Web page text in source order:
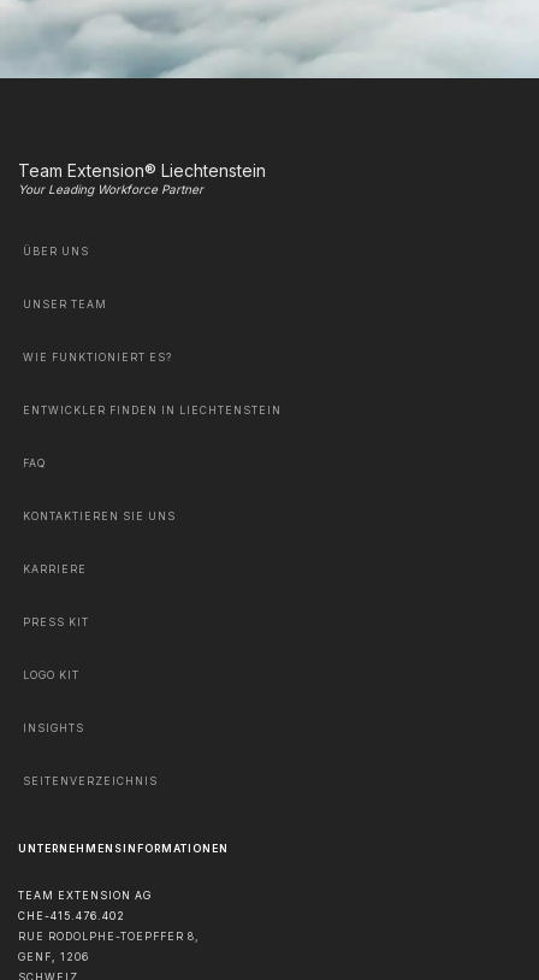
Team Extension® Liechtenstein
Your Leading Workforce Partner
ÜBER UNS
UNSER TEAM
WIE FUNKTIONIERT ES?
ENTWICKLER FINDEN IN LIECHTENSTEIN
FAQ
KONTAKTIEREN SIE UNS
KARRIERE
PRESS KIT
LOGO KIT
INSIGHTS
SEITENVERZEICHNIS
UNTERNEHMENSINFORMATIONEN
TEAM EXTENSION AG
CHE-415.476.402
RUE RODOLPHE-TOEPFFER 8,
GENF, 1206